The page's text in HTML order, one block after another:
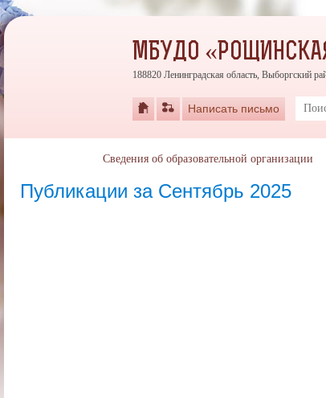
Публикации за Сентябрь 2025
МБУДО
188820 Ленинградская область, Выборгский
Написать письмо
Сведения об образовательной организации